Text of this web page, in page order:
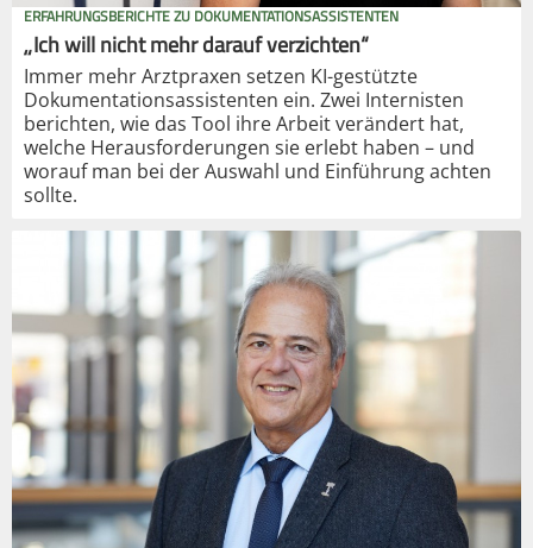
ERFAHRUNGSBERICHTE ZU DOKUMENTATIONSASSISTENTEN
„Ich will nicht mehr darauf verzichten“
Immer mehr Arztpraxen setzen KI-gestützte
Dokumentationsassistenten ein. Zwei Internisten
berichten, wie das Tool ihre Arbeit verändert hat,
welche Herausforderungen sie erlebt haben – und
worauf man bei der Auswahl und Einführung achten
sollte.